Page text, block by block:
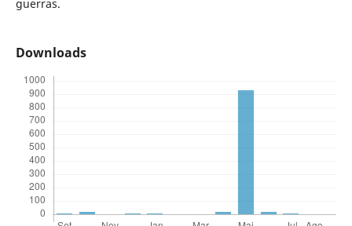
guerras.
Downloads